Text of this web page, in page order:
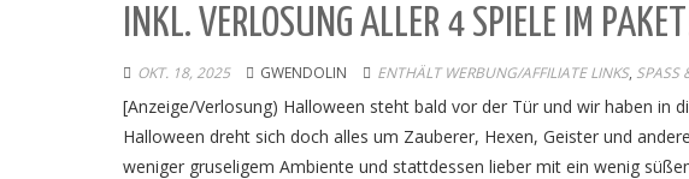
INKL. VERLOSUNG ALLER 4 SPIELE IM
OKT. 18, 2025 GWENDOLIN ENTHÄLT WERBUNG/AFFILIATE LINKS, SPASS
[Anzeige/Verlosung) Halloween steht bald vor der Tür und wir haben in
Halloween dreht sich doch alles um Zauberer, Hexen, Geister und
weniger gruseligem Ambiente und stattdessen lieber mit ein wenig